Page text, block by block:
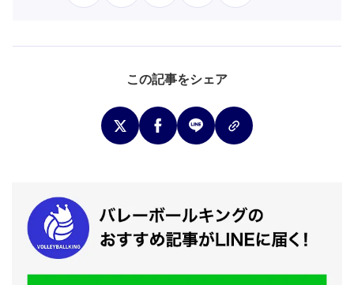
この記事をシェア